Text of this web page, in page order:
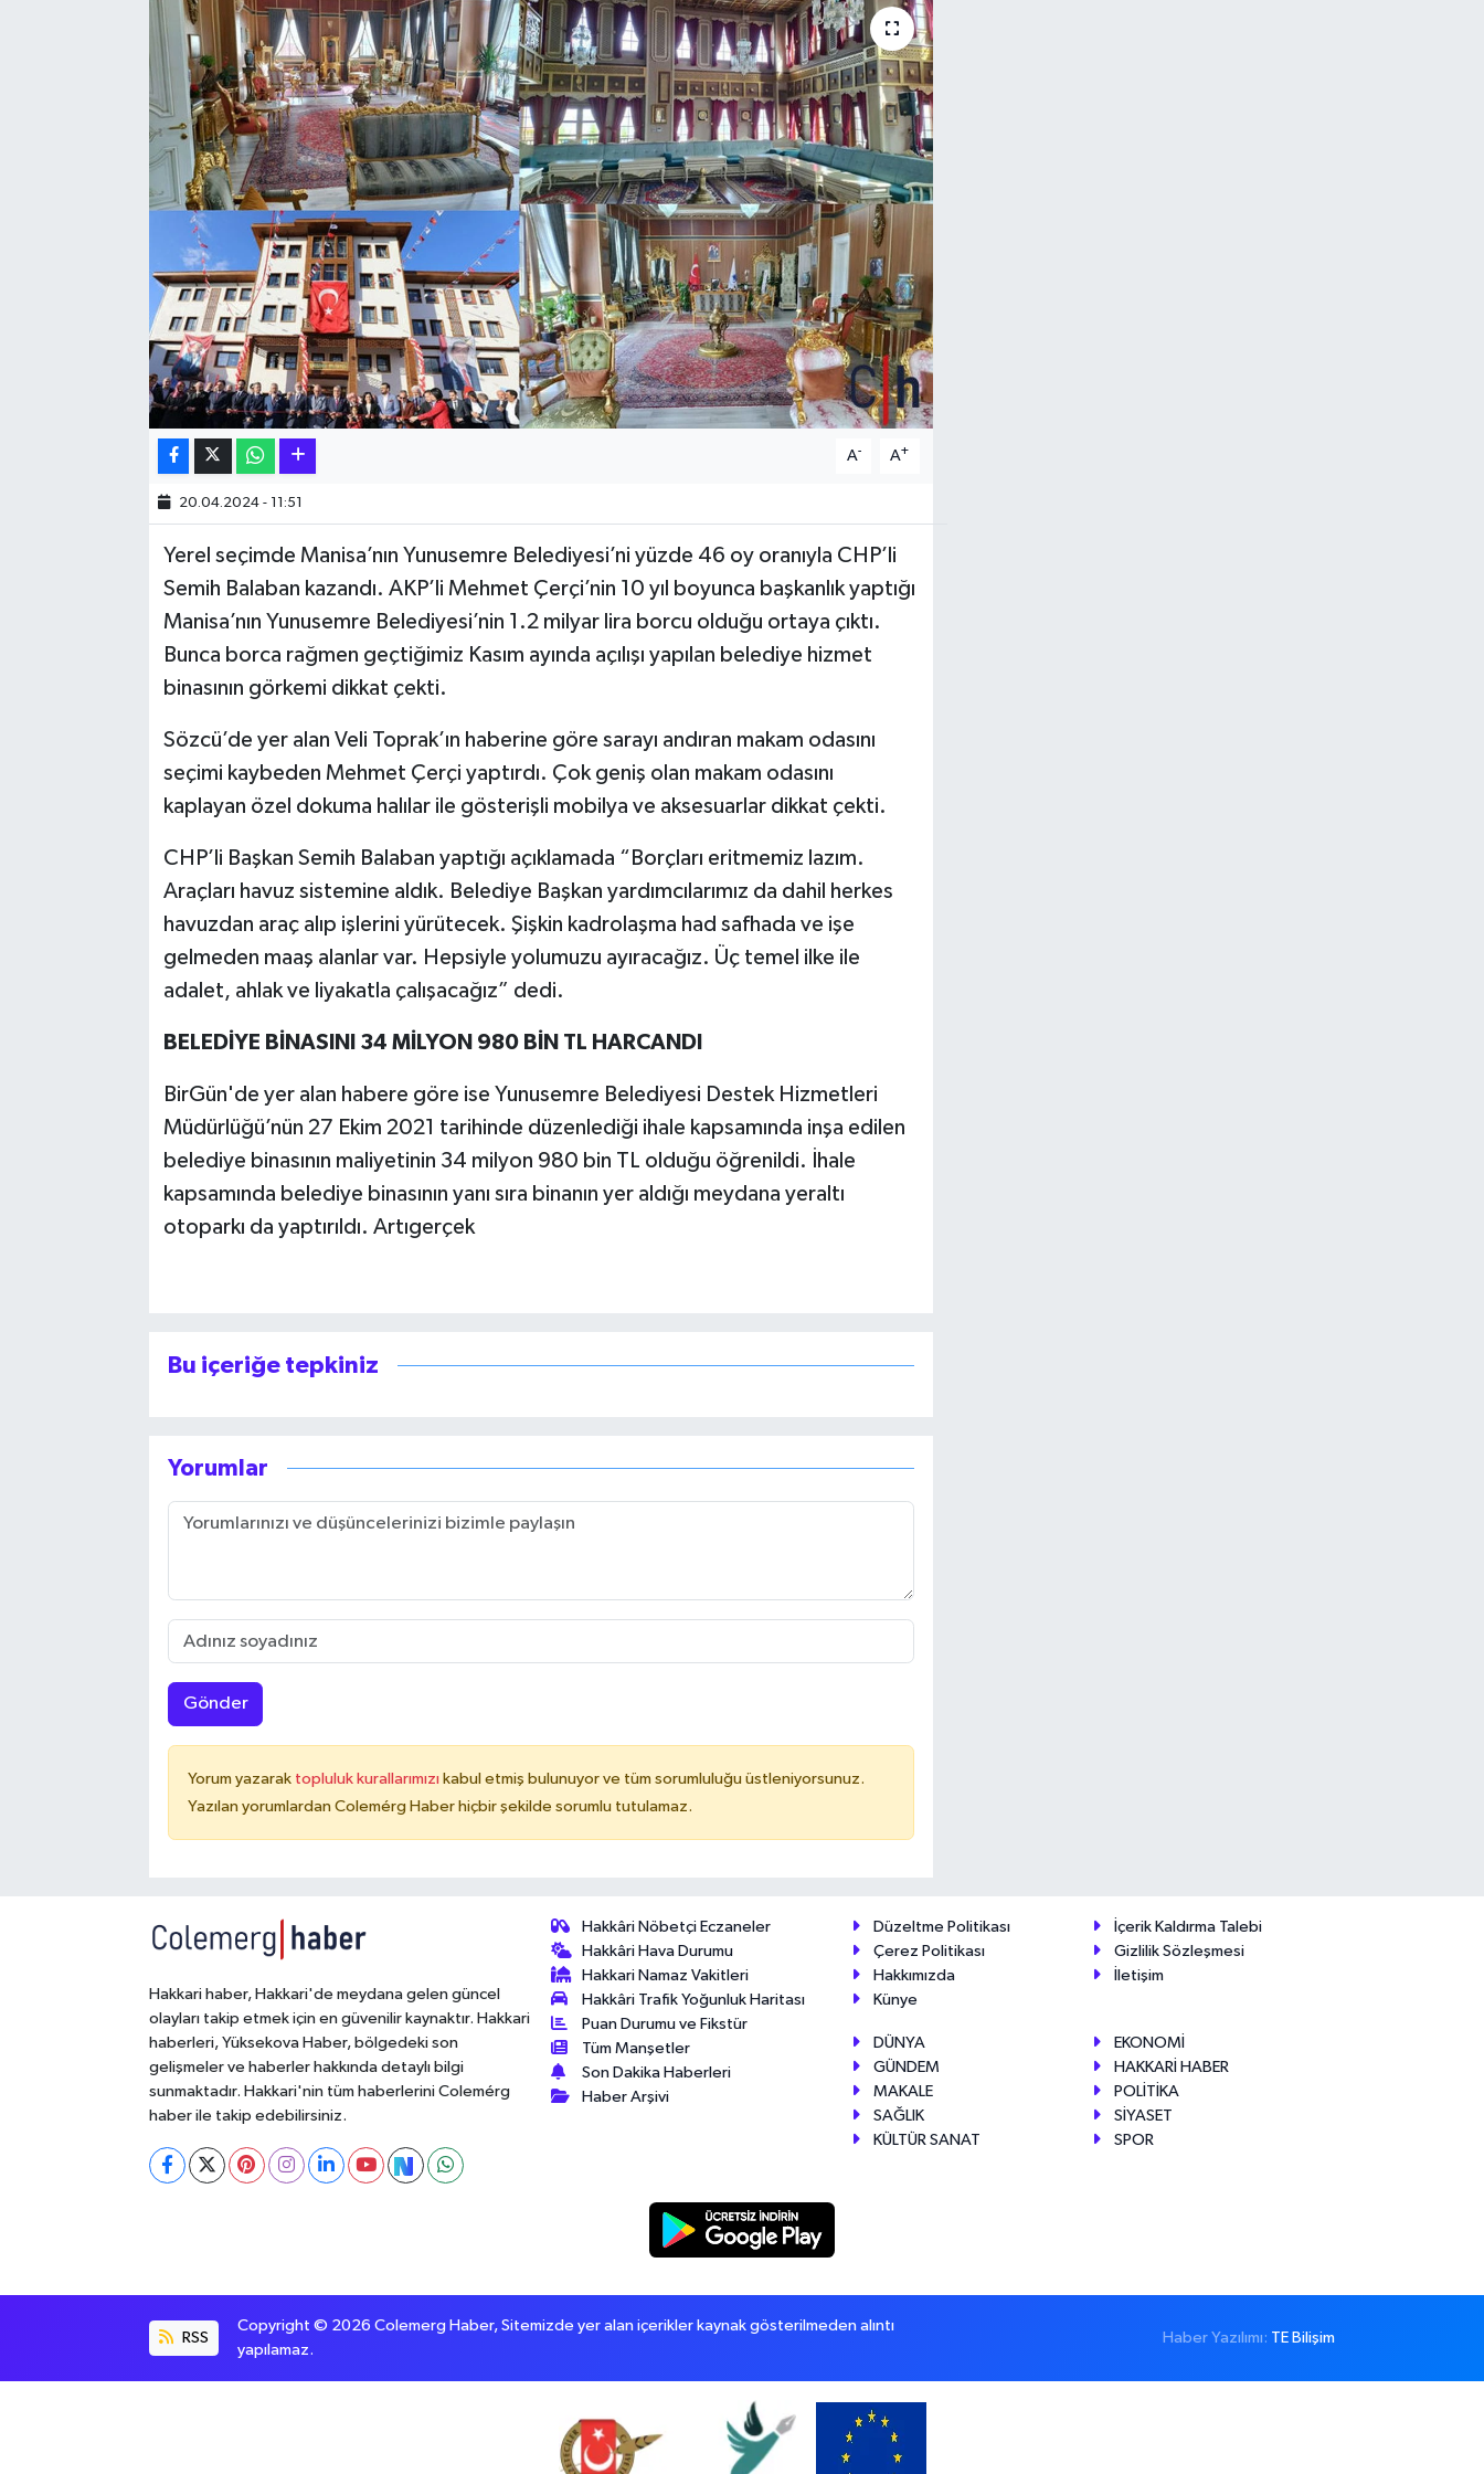
A- A+
20.04.2024 - 11:51
Yerel seçimde Manisa’nın Yunusemre Belediyesi’ni yüzde 46 oy oranıyla CHP’li
Semih Balaban kazandı. AKP’li Mehmet Çerçi’nin 10 yıl boyunca başkanlık yaptığı
Manisa’nın Yunusemre Belediyesi’nin 1.2 milyar lira borcu olduğu ortaya çıktı.
Bunca borca rağmen geçtiğimiz Kasım ayında açılışı yapılan belediye hizmet
binasının görkemi dikkat çekti.
Sözcü’de yer alan Veli Toprak’ın haberine göre sarayı andıran makam odasını
seçimi kaybeden Mehmet Çerçi yaptırdı. Çok geniş olan makam odasını
kaplayan özel dokuma halılar ile gösterişli mobilya ve aksesuarlar dikkat çekti.
CHP’li Başkan Semih Balaban yaptığı açıklamada “Borçları eritmemiz lazım.
Araçları havuz sistemine aldık. Belediye Başkan yardımcılarımız da dahil herkes
havuzdan araç alıp işlerini yürütecek. Şişkin kadrolaşma had safhada ve işe
gelmeden maaş alanlar var. Hepsiyle yolumuzu ayıracağız. Üç temel ilke ile
adalet, ahlak ve liyakatla çalışacağız” dedi.
BELEDİYE BİNASINI 34 MİLYON 980 BİN TL HARCANDI
BirGün'de yer alan habere göre ise Yunusemre Belediyesi Destek Hizmetleri
Müdürlüğü’nün 27 Ekim 2021 tarihinde düzenlediği ihale kapsamında inşa edilen
belediye binasının maliyetinin 34 milyon 980 bin TL olduğu öğrenildi. İhale
kapsamında belediye binasının yanı sıra binanın yer aldığı meydana yeraltı
otoparkı da yaptırıldı. Artıgerçek
Bu içeriğe tepkiniz
Yorumlar
Gönder
Yorum yazarak topluluk kurallarımızı kabul etmiş bulunuyor ve tüm sorumluluğu üstleniyorsunuz.
Yazılan yorumlardan Colemérg Haber hiçbir şekilde sorumlu tutulamaz.
Hakkari haber, Hakkari'de meydana gelen güncel
olayları takip etmek için en güvenilir kaynaktır. Hakkari
haberleri, Yüksekova Haber, bölgedeki son
gelişmeler ve haberler hakkında detaylı bilgi
sunmaktadır. Hakkari'nin tüm haberlerini Colemérg
haber ile takip edebilirsiniz.
Hakkâri Nöbetçi Eczaneler
Hakkâri Hava Durumu
Hakkari Namaz Vakitleri
Hakkâri Trafik Yoğunluk Haritası
Puan Durumu ve Fikstür
Tüm Manşetler
Son Dakika Haberleri
Haber Arşivi
Düzeltme Politikası
İçerik Kaldırma Talebi
Çerez Politikası
Gizlilik Sözleşmesi
Hakkımızda
İletişim
Künye
DÜNYA
EKONOMİ
GÜNDEM
HAKKARİ HABER
MAKALE
POLİTİKA
SAĞLIK
SİYASET
KÜLTÜR SANAT
SPOR
RSS
Copyright © 2026 Colemerg Haber, Sitemizde yer alan içerikler kaynak gösterilmeden alıntı
yapılamaz.
Haber Yazılımı: TE Bilişim
Hakkari Haber
İLGİNÇ HABERLER
KÜLTÜR SANAT